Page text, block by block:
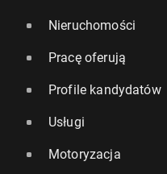
Nieruchomości
Pracę oferują
Profile kandydatów
Usługi
Motoryzacja